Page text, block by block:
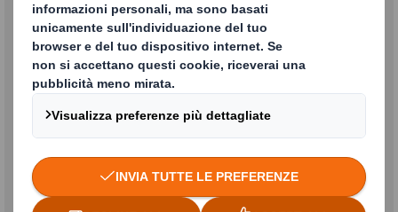
Contattaci
Vuoi ricevere maggiori
informazioni dal mondo DS Smith?
Compila il form ed entra in contatto
con noi!